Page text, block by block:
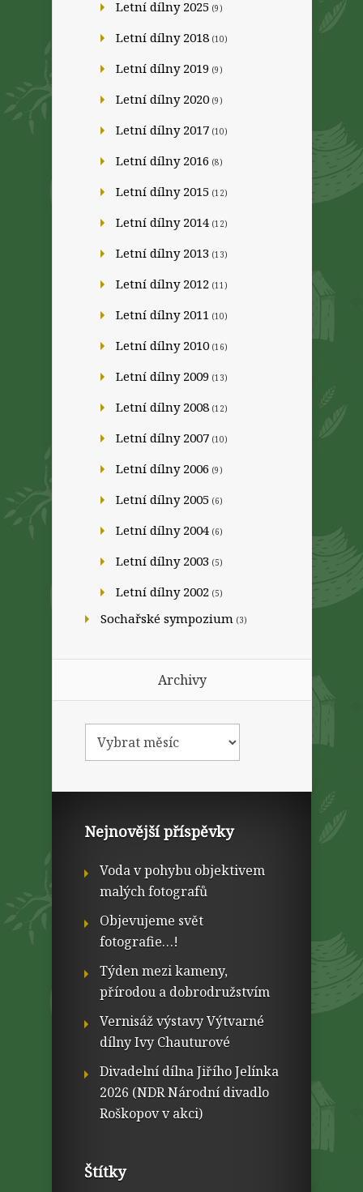
Letní dílny 2025 (9)
Letní dílny 2018 (10)
Letní dílny 2019 (9)
Letní dílny 2020 (9)
Letní dílny 2017 (10)
Letní dílny 2016 (8)
Letní dílny 2015 (12)
Letní dílny 2014 (12)
Letní dílny 2013 (13)
Letní dílny 2012 (11)
Letní dílny 2011 (10)
Letní dílny 2010 (16)
Letní dílny 2009 (13)
Letní dílny 2008 (12)
Letní dílny 2007 (10)
Letní dílny 2006 (9)
Letní dílny 2005 (6)
Letní dílny 2004 (6)
Letní dílny 2003 (5)
Letní dílny 2002 (5)
Sochařské sympozium (3)
Archivy
Nejnovější příspěvky
Voda v pohybu objektivem
malých fotografů
Objevujeme svět
fotografie…!
Týden mezi kameny,
přírodou a dobrodružstvím
Vernisáž výstavy Výtvarné
dílny Ivy Chauturové
Divadelní dílna Jiřího Jelínka
2026 (NDR Národní divadlo
Roškopov v akci)
Štítky